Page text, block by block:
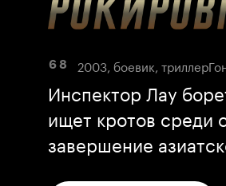
6 8 2003, боевик, триллер
Инспектор Лау
ищет кротов среди
завершение